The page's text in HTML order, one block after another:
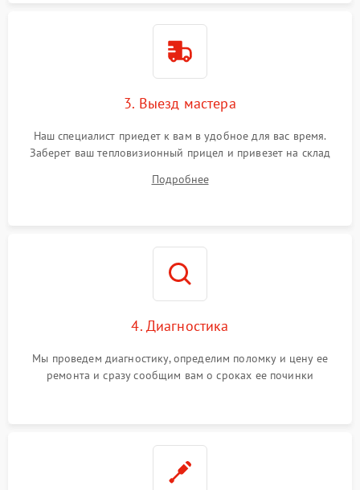
3. Выезд мастера
Наш специалист приедет к вам в удобное для вас время.
Заберет ваш тепловизионный прицел и привезет на склад
Подробнее
4. Диагностика
Мы проведем диагностику, определим поломку и цену ее
ремонта и сразу сообщим вам о сроках ее починки